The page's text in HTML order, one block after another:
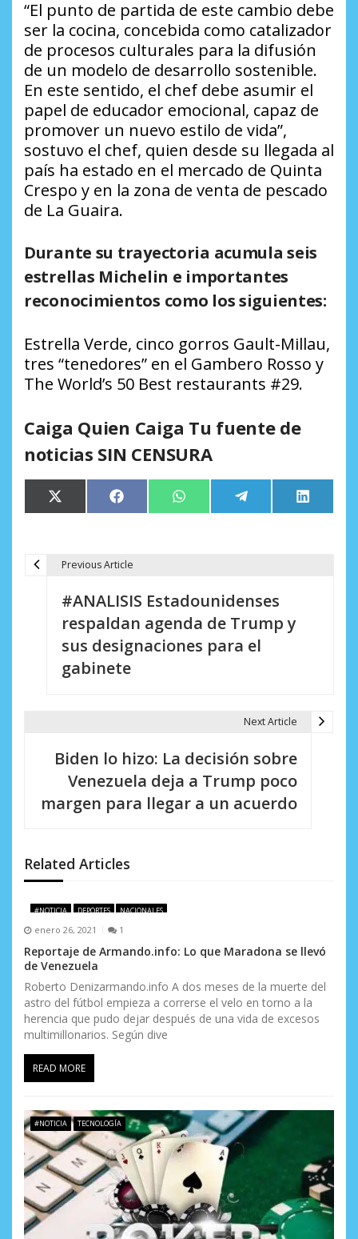
“El punto de partida de este cambio debe
ser la cocina, concebida como catalizador
de procesos culturales para la difusión
de un modelo de desarrollo sostenible.
En este sentido, el chef debe asumir el
papel de educador emocional, capaz de
promover un nuevo estilo de vida”,
sostuvo el chef, quien desde su llegada al
país ha estado en el mercado de Quinta
Crespo y en la zona de venta de pescado
de La Guaira.
Durante su trayectoria acumula seis
estrellas Michelin e importantes
reconocimientos como los siguientes:
Estrella Verde, cinco gorros Gault-Millau,
tres “tenedores” en el Gambero Rosso y
The World’s 50 Best restaurants #29.
Caiga Quien Caiga Tu fuente de
noticias SIN CENSURA
Compartir
en
X
(Twitter)
Compartir
en
Facebook Compartir
en
WhatsApp Compartir
en
Telegram
en
LinkedIn
d
e
n
t
r
a
d
s
Previous Article
#ANALISIS Estadounidenses
respaldan agenda de Trump y
sus designaciones para el
gabinete
Next Article
Biden lo hizo: La decisión sobre
Venezuela deja a Trump poco
margen para llegar a un acuerdo
Related Articles
#NOTICIA DEPORTES NACIONALES
enero 26, 2021 1
Reportaje de Armando.info: Lo que Maradona se llevó
de Venezuela
Roberto Denizarmando.info A dos meses de la muerte del
astro del fútbol empieza a correrse el velo en torno a la
herencia que pudo dejar después de una vida de excesos
multimillonarios. Según dive
READ MORE
#NOTICIA TECNOLOGÍA